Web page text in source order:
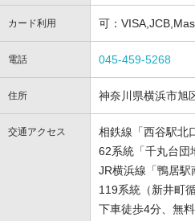
カード利用 可：
電話 045-459-5268
住所 神奈川県横浜市旭
交通アクセス
相鉄線「西谷駅北
62系統「千丸台団
JR横浜線「鴨居駅
119系統（新井町
下車徒歩4分、無